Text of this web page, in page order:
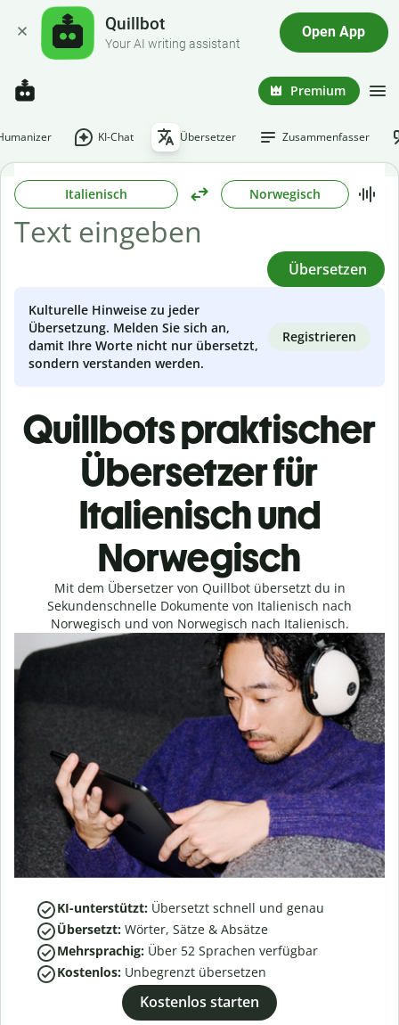
Quillbot
Your AI writing assistant
Open App
Premium
KI-Chat Übersetzer Zusammenfasser
Italienisch Norwegisch
Übersetzen
Kulturelle Hinweise zu jeder
Übersetzung. Melden Sie sich an,
damit Ihre Worte nicht nur übersetzt,
sondern verstanden werden.
Registrieren
Quillbots praktischer
Übersetzer für
Italienisch und
Norwegisch
Mit dem Übersetzer von Quillbot übersetzt du in
Sekundenschnelle Dokumente von Italienisch nach
Norwegisch und von Norwegisch nach Italienisch.
KI-unterstützt: Übersetzt schnell und genau
Übersetzt: Wörter, Sätze & Absätze
Mehrsprachig: Über 52 Sprachen verfügbar
Kostenlos: Unbegrenzt übersetzen
Kostenlos starten